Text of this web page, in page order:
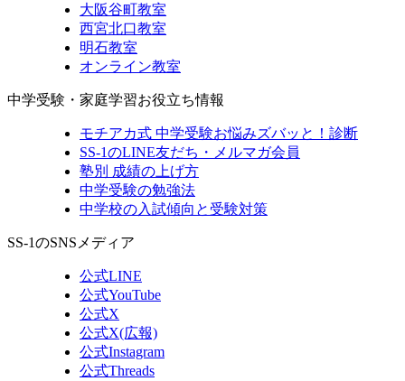
大阪谷町教室
西宮北口教室
明石教室
オンライン教室
中学受験・家庭学習お役立ち情報
モチアカ式 中学受験お悩みズバッと！診断
SS-1のLINE友だち・メルマガ会員
塾別 成績の上げ方
中学受験の勉強法
中学校の入試傾向と受験対策
SS-1のSNSメディア
公式LINE
公式YouTube
公式X
公式X(広報)
公式Instagram
公式Threads